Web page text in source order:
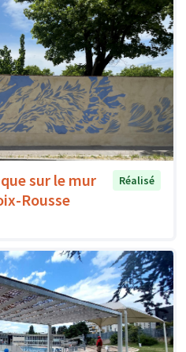
sur le mur
Rousse
Réalisé